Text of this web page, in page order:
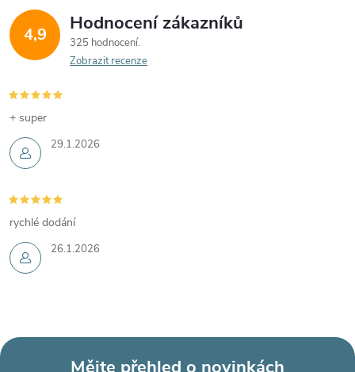
4,9 Hodnocení zákazníků
325 hodnocení
Zobrazit recenze
29.1.2026
+ super
26.1.2026
rychlé dodání
Mějte přehled o novinkách